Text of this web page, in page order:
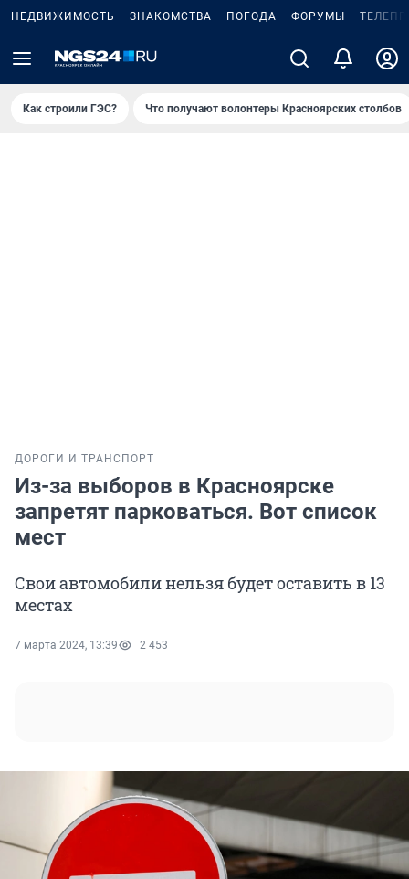
НЕДВИЖИМОСТЬ ЗНАКОМСТВА ПОГОДА ФОРУМЫ
Как строили ГЭС? Что получают волонтеры Красноярских столбов
ДОРОГИ И ТРАНСПОРТ
Из-за выборов в Красноярске
запретят парковаться. Вот список
мест
Свои автомобили нельзя будет оставить в 13
местах
7 марта 2024, 13:39 2 453